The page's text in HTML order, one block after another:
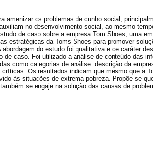
amenizar os problemas de cunho social,
no desenvolvimento social, ao mesmo
de caso sobre a empresa Tom Shoes, uma
estratégicas da Toms Shoes para promover
do estudo foi qualitativa e de caráter
caso. Foi utilizado a análise de conteúdo das
como categorias de análise: descrição da
Os resultados indicam que mesmo que a
às situações de extrema pobreza. Propõe-se
se engaje na solução das causas de